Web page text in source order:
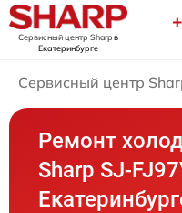
Сервисный центр Sharpв
Екатеринбурге
Сервисный центр
Ремонт
Sharp SJ-